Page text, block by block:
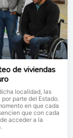
de viviendas
localidad, las
parte del Estado.
en que cada
que con cada
acceder a la